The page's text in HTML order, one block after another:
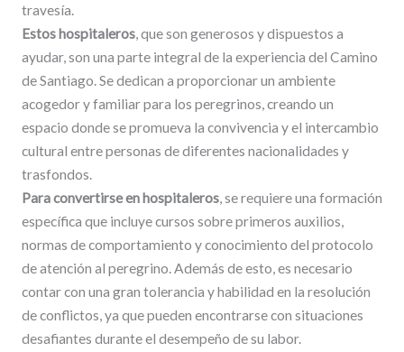
travesía.
Estos hospitaleros, que son generosos y dispuestos a
ayudar, son una parte integral de la experiencia del Camino
de Santiago. Se dedican a proporcionar un ambiente
acogedor y familiar para los peregrinos, creando un
espacio donde se promueva la convivencia y el intercambio
cultural entre personas de diferentes nacionalidades y
trasfondos.
Para convertirse en hospitaleros, se requiere una formación
específica que incluye cursos sobre primeros auxilios,
normas de comportamiento y conocimiento del protocolo
de atención al peregrino. Además de esto, es necesario
contar con una gran tolerancia y habilidad en la resolución
de conflictos, ya que pueden encontrarse con situaciones
desafiantes durante el desempeño de su labor.